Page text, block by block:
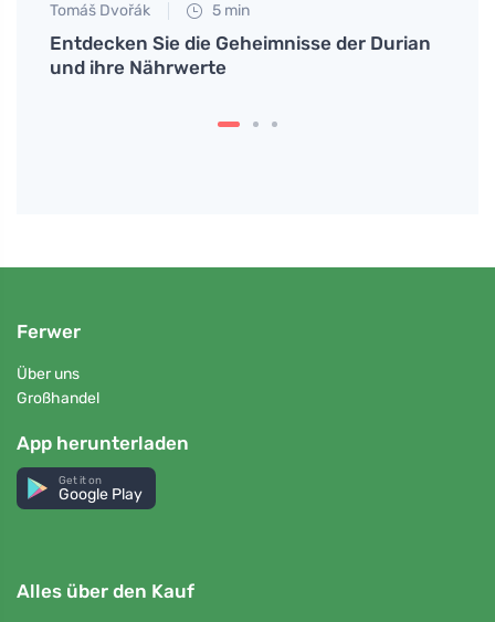
Tomáš Dvořák 5 min
Entdecken Sie die Geheimnisse der Durian
und ihre Nährwerte
Ferwer
Über uns
Großhandel
App herunterladen
Get it on
Google Play
Alles über den Kauf